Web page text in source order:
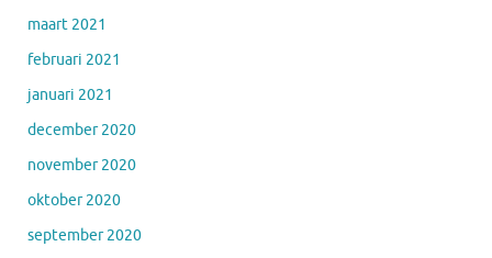
maart 2021
februari 2021
januari 2021
december 2020
november 2020
oktober 2020
september 2020